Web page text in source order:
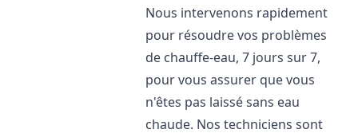
Nous intervenons rapidement
pour résoudre vos problèmes
de chauffe-eau, 7 jours sur 7,
pour vous assurer que vous
n'êtes pas laissé sans eau
chaude. Nos techniciens sont